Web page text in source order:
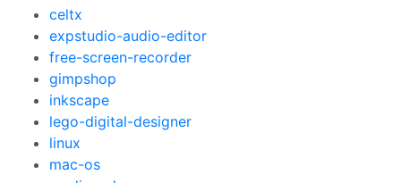
celtx
expstudio-audio-editor
free-screen-recorder
gimpshop
inkscape
lego-digital-designer
linux
mac-os